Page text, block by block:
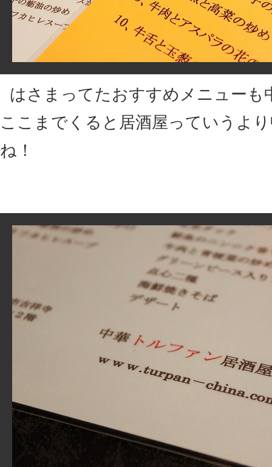
はさまってたおすすめメニューも
ここまでくると居酒屋っていうより
ね！